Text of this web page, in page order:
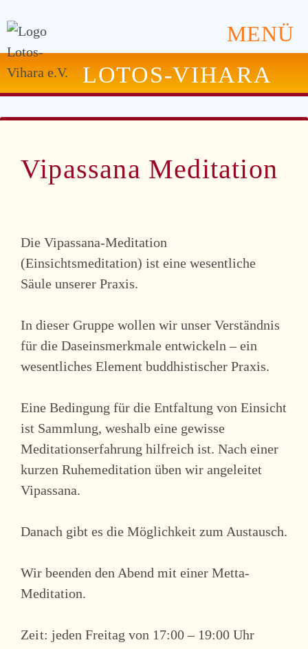
MENÜ
LOTOS-VIHARA
Vipassana Meditation
Die Vipassana-Meditation
(Einsichtsmeditation) ist eine wesentliche
Säule unserer Praxis.
In dieser Gruppe wollen wir unser Verständnis
für die Daseinsmerkmale entwickeln – ein
wesentliches Element buddhistischer Praxis.
Eine Bedingung für die Entfaltung von Einsicht
ist Sammlung, weshalb eine gewisse
Meditationserfahrung hilfreich ist. Nach einer
kurzen Ruhemeditation üben wir angeleitet
Vipassana.
Danach gibt es die Möglichkeit zum Austausch.
Wir beenden den Abend mit einer Metta-
Meditation.
Zeit: jeden Freitag von 17:00 – 19:00 Uhr